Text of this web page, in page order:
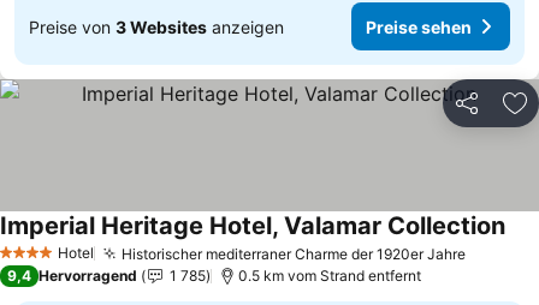
Preise von 3 Websites anzeigen Preise sehen
Teilen
4 Sterne Hotel Historischer mediterraner Charme der 1920er JahrePreise
Imperial Heritage Hotel, Valamar Collection
9,4 Hervorragend 1 785 0.5 km vom Strand entfernt